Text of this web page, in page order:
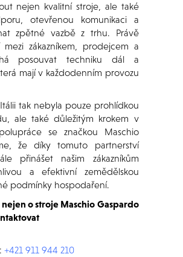
nejen kvalitní stroje, ale také
otevřenou komunikaci a
zpětné vazbě z trhu. Právě
zákazníkem, prodejcem a
posouvat techniku dál a
mají v každodenním provozu
tak nebyla pouze prohlídkou
ale také důležitým krokem v
se značkou Maschio
že díky tomuto partnerství
přinášet našim zákazníkům
a efektivní zemědělskou
podmínky hospodaření.
o stroje Maschio Gaspardo
+421 911 944 210